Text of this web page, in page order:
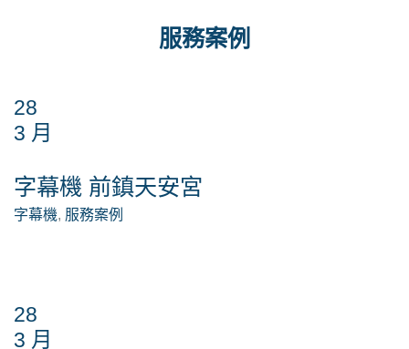
服務案例
28
3 月
字幕機 前鎮天安宮
字幕機, 服務案例
28
3 月